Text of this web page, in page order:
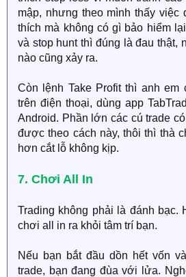
mập, nhưng theo mình thấy việc
thích mà không có gì bảo hiểm
và stop hunt thì đúng là đau thật,
nào cũng xảy ra.
Còn lệnh Take Profit thì anh em
trên điện thoại, dùng app
Android. Phần lớn các cú trade
được theo cách này, thôi thì thà
hơn cắt lỗ không kịp.
7. Chơi All In
Trading không phải là đánh bạc.
chơi all in ra khỏi tâm trí bạn.
Nếu bạn bắt đầu dồn hết vốn
trade, bạn đang đùa với lửa.